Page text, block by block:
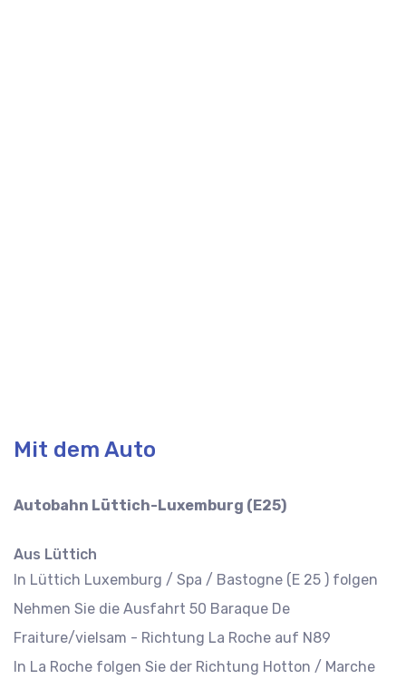
Mit dem Auto
Autobahn Lüttich-Luxemburg (E25)
Aus Lüttich
In Lüttich Luxemburg / Spa / Bastogne (E 25 ) folgen
Nehmen Sie die Ausfahrt 50 Baraque De
Fraiture/vielsam - Richtung La Roche auf N89
In La Roche folgen Sie der Richtung Hotton / Marche